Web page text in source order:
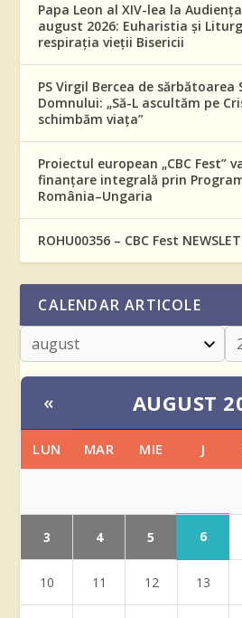
Papa Leon al XIV-lea la
august 2026: Euharistia și
respirația vieții Bisericii
PS Virgil Bercea de sărbătoarea
Domnului: „Să-L ascultăm pe
schimbăm viața”
Proiectul european „CBC Fest”
finanțare integrală prin
România–Ungaria
ROHU00356 – CBC Fest
CALENDAR ARTICOLE
« AUGUST
LUN MAR MIE J
3 4 5 6
10 11 12 13